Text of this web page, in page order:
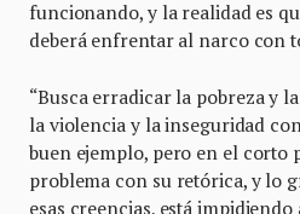
funcionando, y la realidad es
deberá enfrentar al narco con
“Busca erradicar la pobreza y
la violencia y la inseguridad
buen ejemplo, pero en el corto
problema con su retórica, y lo
esas creencias, está